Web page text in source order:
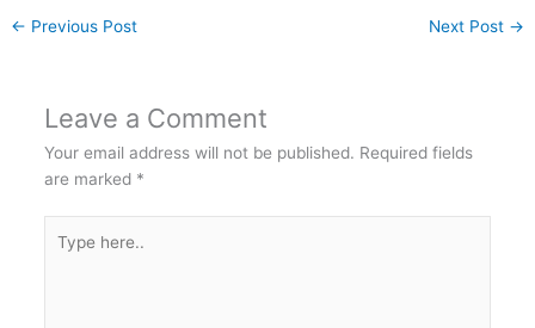
← Previous Post Next Post →
Leave a Comment
Your email address will not be published. Required fields
are marked *
here..